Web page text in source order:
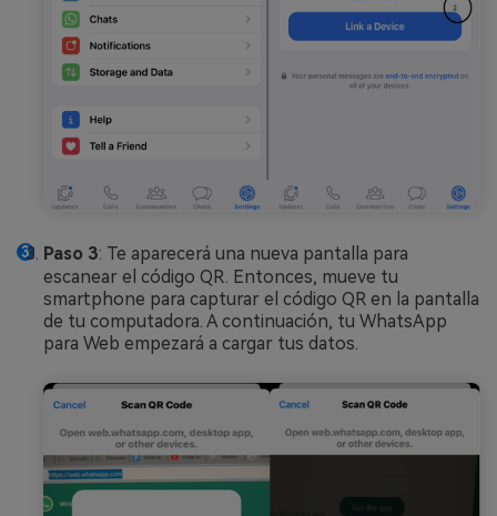
Paso 3: Te aparecerá una nueva pantalla para
escanear el código QR. Entonces, mueve tu
smartphone para capturar el código QR en la pantalla
de tu computadora. A continuación, tu WhatsApp
para Web empezará a cargar tus datos.